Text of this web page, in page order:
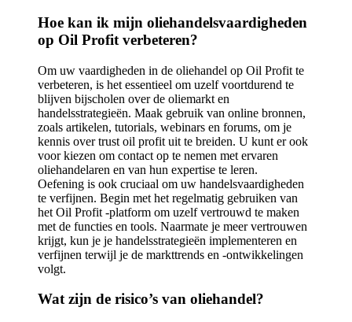
Hoe kan ik mijn oliehandelsvaardigheden
op Oil Profit verbeteren?
Om uw vaardigheden in de oliehandel op Oil Profit te
verbeteren, is het essentieel om uzelf voortdurend te
blijven bijscholen over de oliemarkt en
handelsstrategieën. Maak gebruik van online bronnen,
zoals artikelen, tutorials, webinars en forums, om je
kennis over trust oil profit uit te breiden. U kunt er ook
voor kiezen om contact op te nemen met ervaren
oliehandelaren en van hun expertise te leren.
Oefening is ook cruciaal om uw handelsvaardigheden
te verfijnen. Begin met het regelmatig gebruiken van
het Oil Profit -platform om uzelf vertrouwd te maken
met de functies en tools. Naarmate je meer vertrouwen
krijgt, kun je je handelsstrategieën implementeren en
verfijnen terwijl je de markttrends en -ontwikkelingen
volgt.
Wat zijn de risico’s van oliehandel?